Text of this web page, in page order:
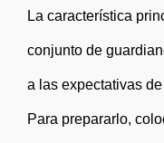
La característica
conjunto de
a las expectativas
Para prepararlo,